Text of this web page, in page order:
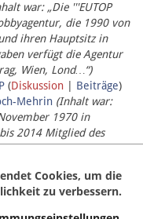
war: „Die '''EUTOP
die 1990 von
ihren Hauptsitz in
verfügt die Agentur
Wien, Lond…“)
(Diskussion Beiträge)
Mehrin (Inhalt war:
1970 in
2014 Mitglied des
2014 ist sie für
Cookies, um die
zu verbessern.